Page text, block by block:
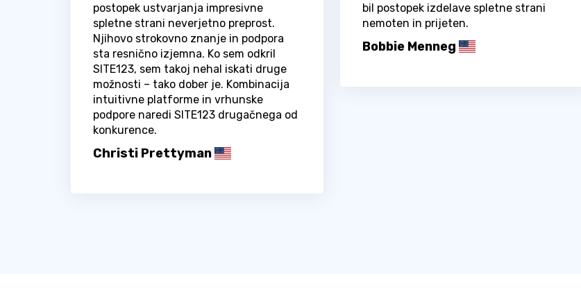
postopek ustvarjanja impresivne
spletne strani neverjetno preprost.
Njihovo strokovno znanje in podpora
sta resnično izjemna. Ko sem odkril
SITE123, sem takoj nehal iskati druge
možnosti – tako dober je. Kombinacija
intuitivne platforme in vrhunske
podpore naredi SITE123 drugačnega od
konkurence.
Christi Prettyman
bil postopek izdelave spletne strani
nemoten in prijeten.
Bobbie Menneg